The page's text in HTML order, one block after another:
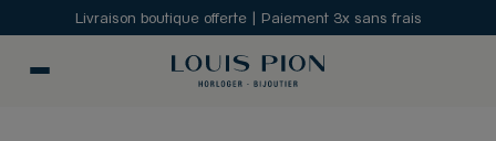
Livraison boutique offerte | Paiement 3x sans frais